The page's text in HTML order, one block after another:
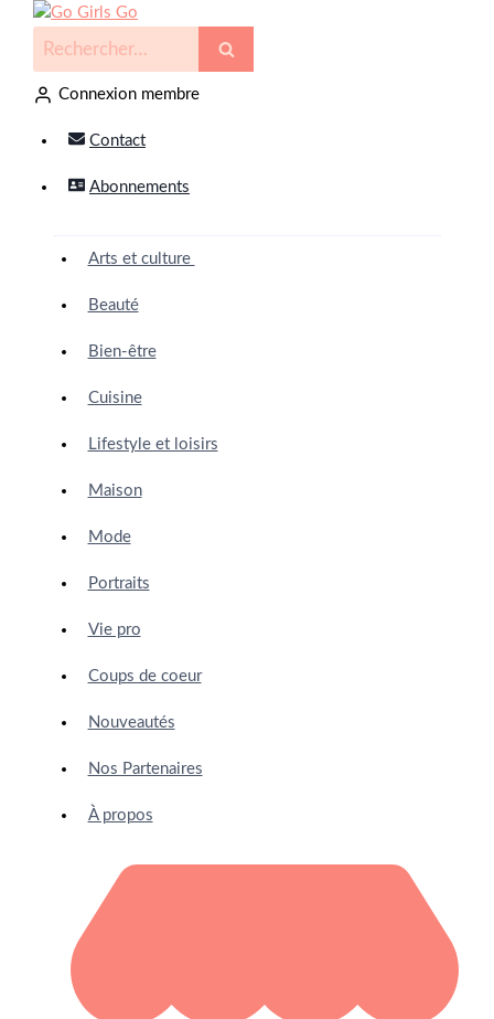
Connexion membre
Contact
Abonnements
Arts et culture
Beauté
Bien-être
Cuisine
Lifestyle et loisirs
Maison
Mode
Portraits
Vie pro
Coups de coeur
Nouveautés
Nos Partenaires
À propos